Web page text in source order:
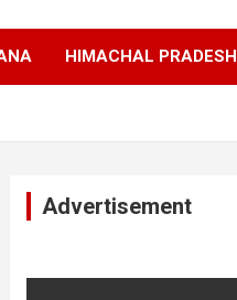
HIMACHAL PRADESH
Advertisement